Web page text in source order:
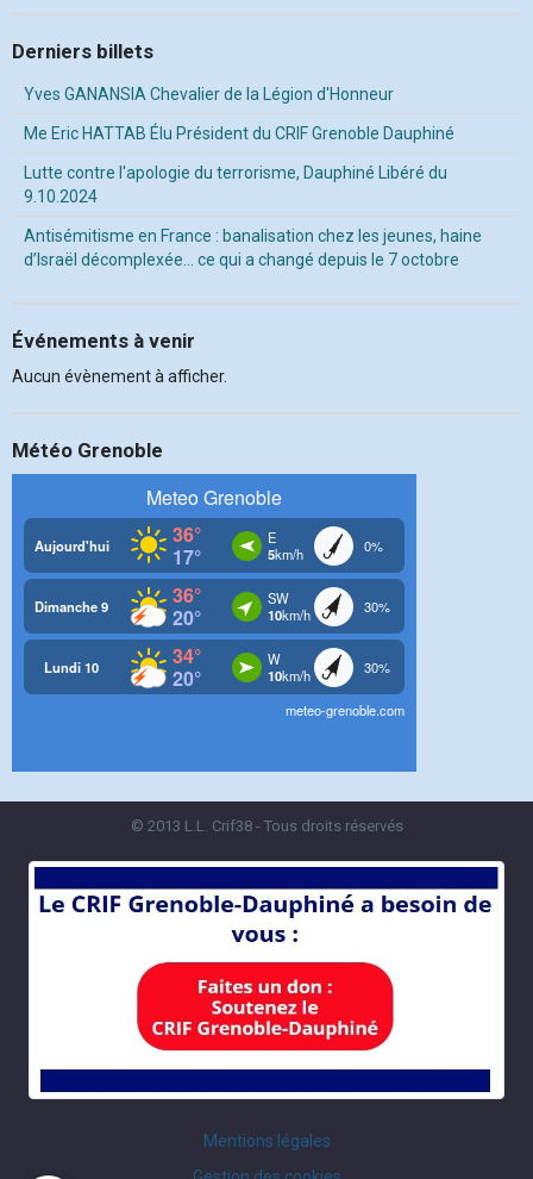
Derniers billets
Yves GANANSIA Chevalier de la Légion d'Honneur
Me Eric HATTAB Élu Président du CRIF Grenoble Dauphiné
Lutte contre l'apologie du terrorisme, Dauphiné Libéré du
9.10.2024
Antisémitisme en France : banalisation chez les jeunes, haine
d’Israël décomplexée… ce qui a changé depuis le 7 octobre
Événements à venir
Aucun évènement à afficher.
Météo Grenoble
© 2013 L.L. Crif38 - Tous droits réservés
Mentions légales